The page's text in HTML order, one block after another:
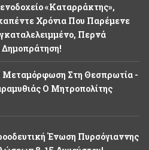
«Καταρράκτης»,
Χρόνια Που Παρέμενε
Περνά
Δημοπράτηση!
Μεταμόρφωση Στη Θεσπρωτία -
Ο Μητροπολίτης
Ένωση Πυρσόγιαννης